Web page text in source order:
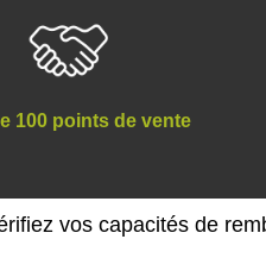
100 points de vente
vos capacités de